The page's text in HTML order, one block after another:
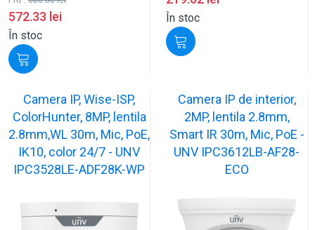
572.33 lei
În stoc
În stoc
Camera IP, Wise-ISP,
ColorHunter, 8MP, lentila
2.8mm,WL 30m, Mic, PoE,
IK10, color 24/7 - UNV
IPC3528LE-ADF28K-WP
Camera IP de interior,
2MP, lentila 2.8mm,
Smart IR 30m, Mic, PoE -
UNV IPC3612LB-AF28-
ECO